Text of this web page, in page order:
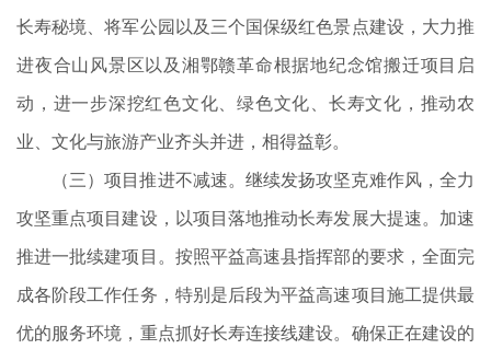
长寿秘境、将军公园以及三个国保级红色景点建设，大力推
进夜合山风景区以及湘鄂赣革命根据地纪念馆搬迁项目启
动，进一步深挖红色文化、绿色文化、长寿文化，推动农
业、文化与旅游产业齐头并进，相得益彰。
（三）项目推进不减速。继续发扬攻坚克难作风，全力
攻坚重点项目建设，以项目落地推动长寿发展大提速。加速
推进一批续建项目。按照平益高速县指挥部的要求，全面完
成各阶段工作任务，特别是后段为平益高速项目施工提供最
优的服务环境，重点抓好长寿连接线建设。确保正在建设的